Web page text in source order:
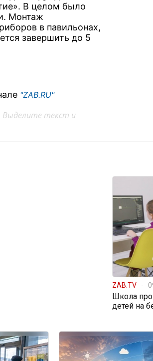
В целом было
Монтаж
в павильонах,
завершить до 5
"ZAB.RU"
Выделите текст и
ZAB.TV
Школа
детей на